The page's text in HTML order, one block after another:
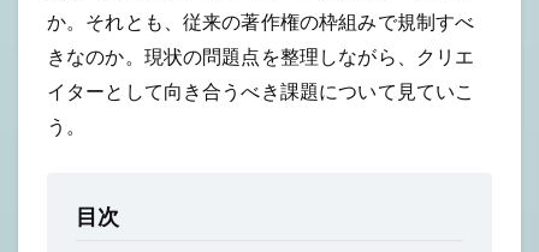
か。それとも、従来の著作権の枠組みで規制すべ
きなのか。現状の問題点を整理しながら、クリエ
イターとして向き合うべき課題について見ていこ
う。
目次